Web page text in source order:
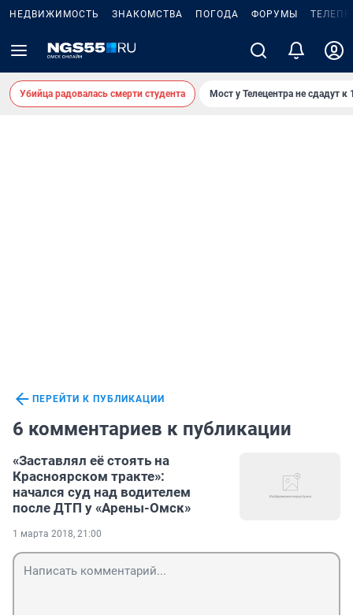
НЕДВИЖИМОСТЬ ЗНАКОМСТВА ПОГОДА ФОРУМЫ
Убийца радовалась смерти студента Мост у Телецентра не сдадут к
ПЕРЕЙТИ К ПУБЛИКАЦИИ
6 комментариев к публикации
«Заставлял её стоять на
Красноярском тракте»:
начался суд над водителем
после ДТП у «Арены-Омск»
1 марта 2018, 21:00